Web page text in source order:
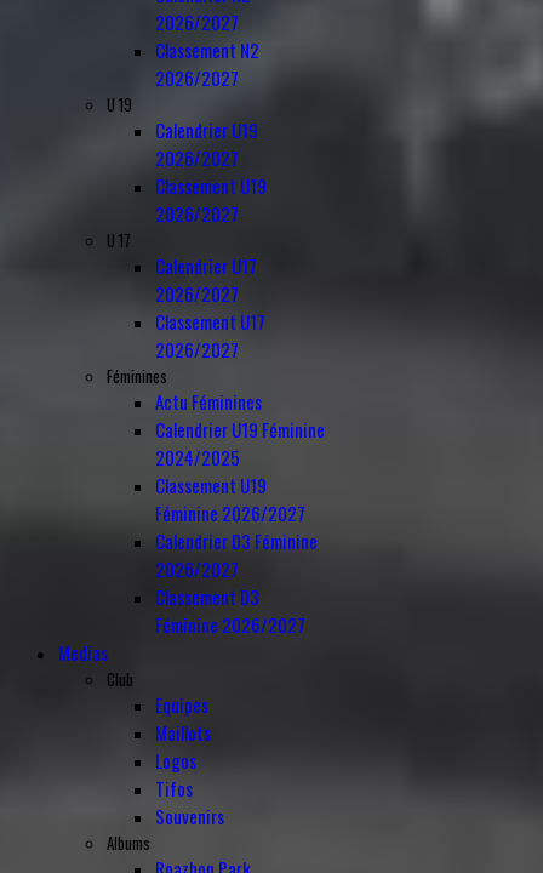
2026/2027
Classement N2
2026/2027
U 19
Calendrier U19
2026/2027
Classement U19
2026/2027
U 17
Calendrier U17
2026/2027
Classement U17
2026/2027
Féminines
Actu Féminines
Calendrier U19 Féminine
2024/2025
Classement U19
Féminine 2026/2027
Calendrier D3 Féminine
2026/2027
Classement D3
Féminine 2026/2027
Medias
Club
Equipes
Maillots
Logos
Tifos
Souvenirs
Albums